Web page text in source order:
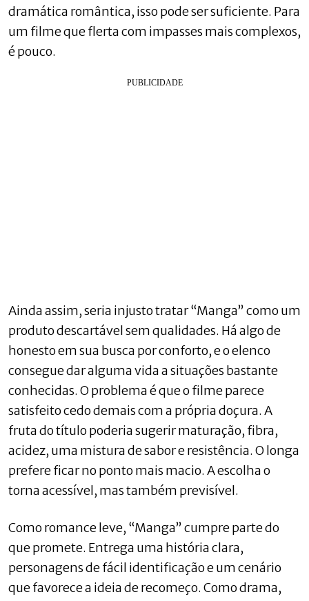
dramática romântica, isso pode ser suficiente. Para
um filme que flerta com impasses mais complexos,
é pouco.
Ainda assim, seria injusto tratar “Manga” como um
produto descartável sem qualidades. Há algo de
honesto em sua busca por conforto, e o elenco
consegue dar alguma vida a situações bastante
conhecidas. O problema é que o filme parece
satisfeito cedo demais com a própria doçura. A
fruta do título poderia sugerir maturação, fibra,
acidez, uma mistura de sabor e resistência. O longa
prefere ficar no ponto mais macio. A escolha o
torna acessível, mas também previsível.
Como romance leve, “Manga” cumpre parte do
que promete. Entrega uma história clara,
personagens de fácil identificação e um cenário
que favorece a ideia de recomeço. Como drama,